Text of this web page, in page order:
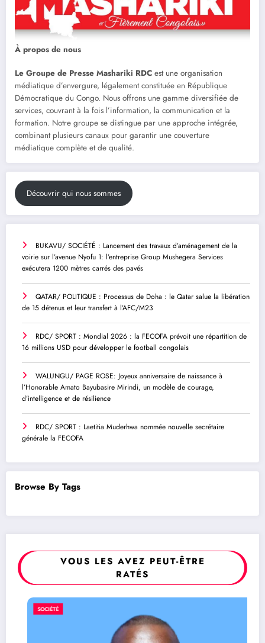
À propos de nous
Le Groupe de Presse Mashariki RDC est une organisation
médiatique d’envergure, légalement constituée en République
Démocratique du Congo. Nous offrons une gamme diversifiée de
services, couvrant à la fois l’information, la communication et la
formation. Notre groupe se distingue par une approche intégrée,
combinant plusieurs canaux pour garantir une couverture
médiatique complète et de qualité.
Découvrir qui nous sommes
BUKAVU/ SOCIÉTÉ : Lancement des travaux d’aménagement de la
voirie sur l’avenue Nyofu 1: l’entreprise Group Mushegera Services
exécutera 1200 mètres carrés des pavés
QATAR/ POLITIQUE : Processus de Doha : le Qatar salue la libération
de 15 détenus et leur transfert à l’AFC/M23
RDC/ SPORT : Mondial 2026 : la FECOFA prévoit une répartition de
16 millions USD pour développer le football congolais
WALUNGU/ PAGE ROSE: Joyeux anniversaire de naissance à
l’Honorable Amato Bayubasire Mirindi, un modèle de courage,
d’intelligence et de résilience
RDC/ SPORT : Laetitia Muderhwa nommée nouvelle secrétaire
générale la FECOFA
Browse By Tags
VOUS LES AVEZ PEUT-ÊTRE
RATÉS
SOCIÉTÉ